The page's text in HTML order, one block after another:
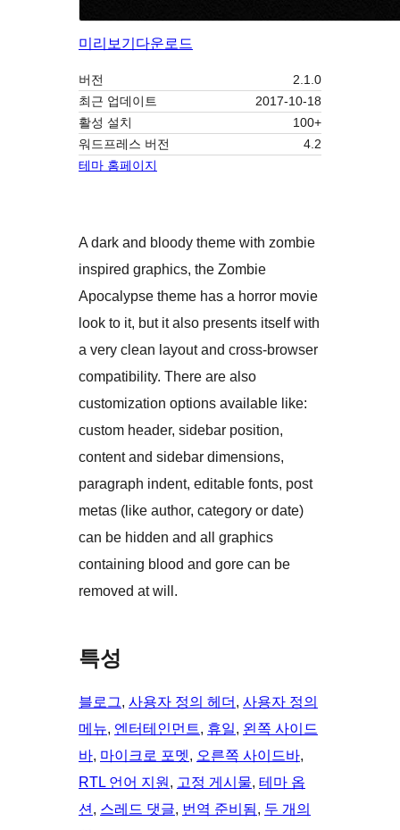
미리보기 다운로드
버전
2.1.0
최근 업데이트
2017-10-18
활성 설치
100+
워드프레스 버전
4.2
테마 홈페이지
A dark and bloody theme with zombie
inspired graphics, the Zombie
Apocalypse theme has a horror movie
look to it, but it also presents itself with
a very clean layout and cross-browser
compatibility. There are also
customization options available like:
custom header, sidebar position,
content and sidebar dimensions,
paragraph indent, editable fonts, post
metas (like author, category or date)
can be hidden and all graphics
containing blood and gore can be
removed at will.
특성
블로그, 사용자 정의 헤더 , 사용자 정의
메뉴, 엔터테인먼트, 휴일, 왼쪽 사이드
바, 마이크로 포멧, 오른쪽 사이드바
RTL 언어 지원 , 고정 게시물, 테마 옵
션 , 스레드 댓글, 번역 준비됨, 두 개의